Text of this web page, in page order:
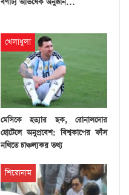
বর্ণাঢ্য অভিষেক অনুষ্ঠান…
খেলাধুলা
মেসিকে হত্যার ছক, রোনালদোর
হোটেলে অনুপ্রবেশ: বিশ্বকাপের ফাঁস
নথিতে চাঞ্চল্যকর তথ্য
শিরোনাম